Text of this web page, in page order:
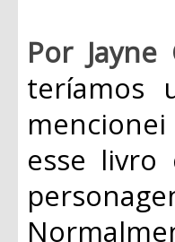
Por Jayne
teríamos
esse livro